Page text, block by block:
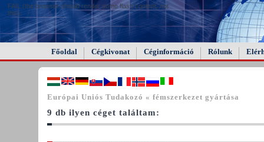
FAIL (the browser should render some flash content, not
this).
Főoldal Cégkivonat Céginformáció Rólunk
Európai Uniós Tudakozó « fémszerkezet gyártása
9 db ilyen céget találtam: